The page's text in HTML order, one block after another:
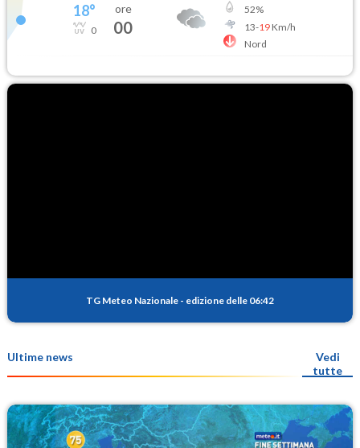
18°
0
ore
00
52%
13-19Km/h
Nord
TG Meteo Nazionale - edizione delle 06:42
Ultime news
Vedi
tutte